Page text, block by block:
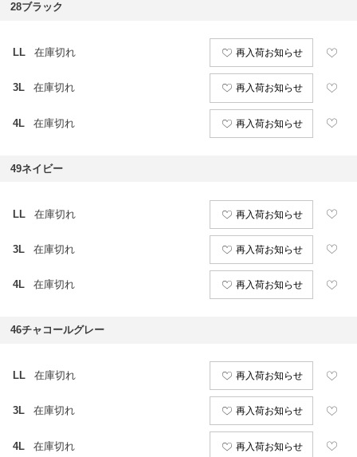
28ブラック
LL 在庫切れ 再入荷お知らせ
3L 在庫切れ 再入荷お知らせ
4L 在庫切れ 再入荷お知らせ
49ネイビー
LL 在庫切れ 再入荷お知らせ
3L 在庫切れ 再入荷お知らせ
4L 在庫切れ 再入荷お知らせ
46チャコールグレー
LL 在庫切れ 再入荷お知らせ
3L 在庫切れ 再入荷お知らせ
4L 在庫切れ 再入荷お知らせ